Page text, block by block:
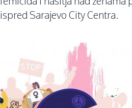
Lične priče
ispred Sarajevo City Centra.